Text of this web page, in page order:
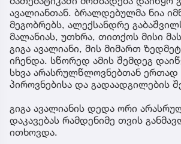
ავალიანთან. ბრალდებულმა ნია
მეგობრებს, ალექსანდრე
მალანიას, უთხრა, თითქოს მისი
გიგა ავალიანი, მის მიმართ
იჩენდა. სწორედ ამის შემდეგ
სხვა არასრულწლოვნებთან ერთად
პიროვნებისა და გადაადგილების
გიგა ავალიანის დედა ორი
დაკავებას რამდენიმე თვის
ითხოვდა.